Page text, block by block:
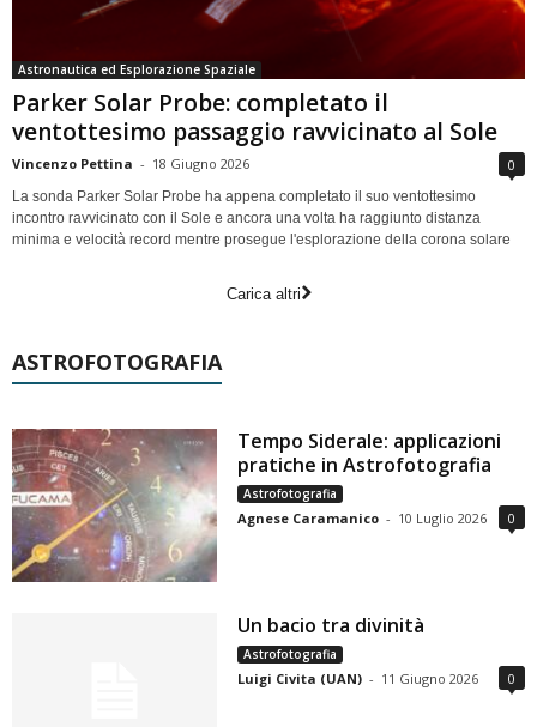
Astronautica ed Esplorazione Spaziale
Parker Solar Probe: completato il
ventottesimo passaggio ravvicinato al Sole
Vincenzo Pettina - 18 Giugno 2026 0
La sonda Parker Solar Probe ha appena completato il suo ventottesimo
incontro ravvicinato con il Sole e ancora una volta ha raggiunto distanza
minima e velocità record mentre prosegue l'esplorazione della corona solare
Carica altri
ASTROFOTOGRAFIA
Tempo Siderale: applicazioni
pratiche in Astrofotografia
Astrofotografia
Agnese Caramanico - 10 Luglio 2026 0
Un bacio tra divinità
Astrofotografia
Luigi Civita (UAN) - 11 Giugno 2026 0